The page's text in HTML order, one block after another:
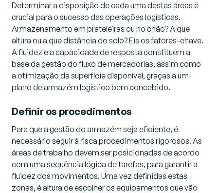
Determinar a disposição de cada uma destas áreas é
crucial para o sucesso das operações logísticas.
Armazenamento em prateleiras ou no chão? A que
altura ou a que distância do solo? Eis os fatores-chave.
A fluidez e a capacidade de resposta constituem a
base da gestão do fluxo de mercadorias, assim como
a otimização da superfície disponível, graças a um
plano de armazém logístico bem concebido.
Definir os procedimentos
Para que a gestão do armazém seja eficiente, é
necessário seguir à risca procedimentos rigorosos. As
áreas de trabalho devem ser posicionadas de acordo
com uma sequência lógica de tarefas, para garantir a
fluidez dos movimentos. Uma vez definidas estas
zonas, é altura de escolher os equipamentos que vão